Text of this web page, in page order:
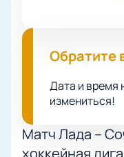
Обратите
Дата и время
измениться!
Матч Лада –